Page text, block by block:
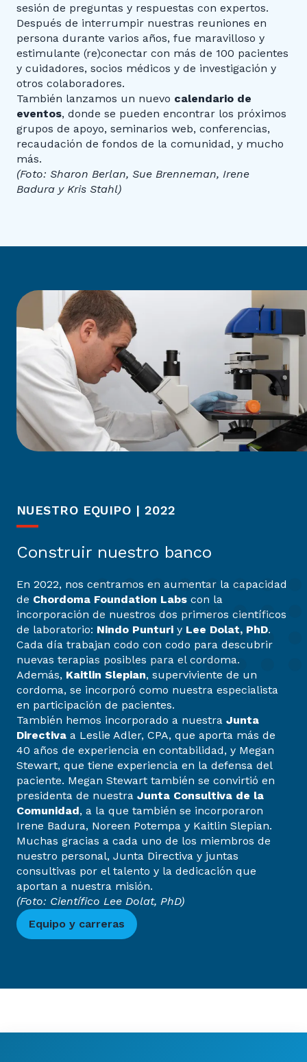
sesión de preguntas y respuestas con expertos.
Después de interrumpir nuestras reuniones en
persona durante varios años, fue maravilloso y
estimulante (re)conectar con más de 100 pacientes
y cuidadores, socios médicos y de investigación y
otros colaboradores.
También lanzamos un nuevo calendario de
eventos, donde se pueden encontrar los próximos
grupos de apoyo, seminarios web, conferencias,
recaudación de fondos de la comunidad, y mucho
más.
(Foto: Sharon Berlan, Sue Brenneman, Irene
Badura y Kris Stahl)
NUESTRO EQUIPO | 2022
Construir nuestro banco
En 2022, nos centramos en aumentar la capacidad
de Chordoma Foundation Labs con la
incorporación de nuestros dos primeros científicos
de laboratorio: Nindo Punturi y Lee Dolat, PhD.
Cada día trabajan codo con codo para descubrir
nuevas terapias posibles para el cordoma.
Además, Kaitlin Slepian, superviviente de un
cordoma, se incorporó como nuestra especialista
en participación de pacientes.
También hemos incorporado a nuestra Junta
Directiva a Leslie Adler, CPA, que aporta más de
40 años de experiencia en contabilidad, y Megan
Stewart, que tiene experiencia en la defensa del
paciente. Megan Stewart también se convirtió en
presidenta de nuestra Junta Consultiva de la
Comunidad, a la que también se incorporaron
Irene Badura, Noreen Potempa y Kaitlin Slepian.
Muchas gracias a cada uno de los miembros de
nuestro personal, Junta Directiva y juntas
consultivas por el talento y la dedicación que
aportan a nuestra misión.
(Foto: Científico Lee Dolat, PhD)
Equipo y carreras